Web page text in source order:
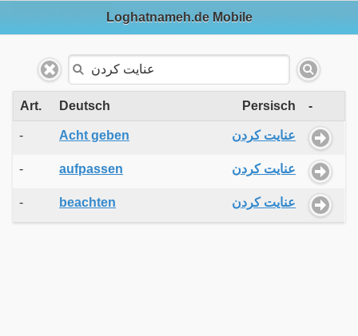
Loghatnameh.de Mobile
Art. Deutsch Persisch -
- Acht geben عنایت کردن
- aufpassen عنایت کردن
- beachten عنایت کردن